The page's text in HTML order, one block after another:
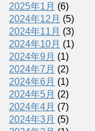
2025年1月 (6)
2024年12月 (5)
2024年11月 (3)
2024年10月 (1)
2024年9月 (1)
2024年7月 (2)
2024年6月 (1)
2024年5月 (2)
2024年4月 (7)
2024年3月 (5)